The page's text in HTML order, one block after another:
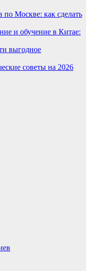
по Москве: как сделать
и обучение в Китае:
выгодное
советы на 2026